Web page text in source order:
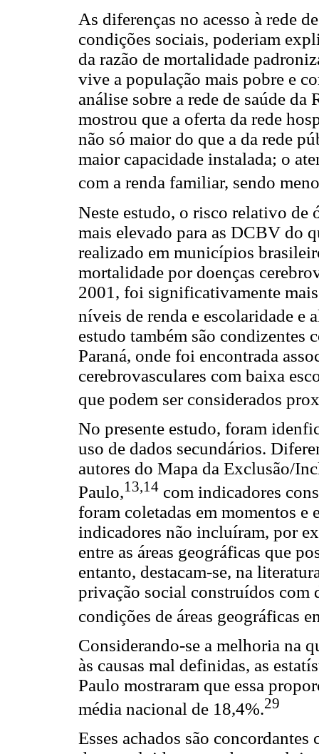
As diferenças no acesso à rede
condições sociais, poderiam
da razão de mortalidade
vive a população mais pobre e
análise sobre a rede de saúde
mostrou que a oferta da rede
não só maior do que a da rede
maior capacidade instalada; o
com a renda familiar, sendo
Neste estudo, o risco relativo de
mais elevado para as DCBV do
realizado em municípios
mortalidade por doenças
2001, foi significativamente
níveis de renda e escolaridade e
estudo também são condizentes
Paraná, onde foi encontrada
cerebrovasculares com baixa
que podem ser considerados
No presente estudo, foram
uso de dados secundários.
autores do Mapa da Exclusão/
Paulo,13,14 com indicadores
foram coletadas em momentos e
indicadores não incluíram, por
entre as áreas geográficas que
entanto, destacam-se, na
privação social construídos com
condições de áreas geográficas
Considerando-se a melhoria na
às causas mal definidas, as
Paulo mostraram que essa
média nacional de 18,4%.29
Esses achados são concordantes